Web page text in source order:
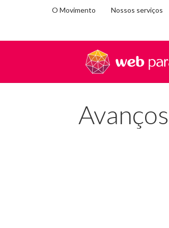
O Movimento Nossos serviços
Blog